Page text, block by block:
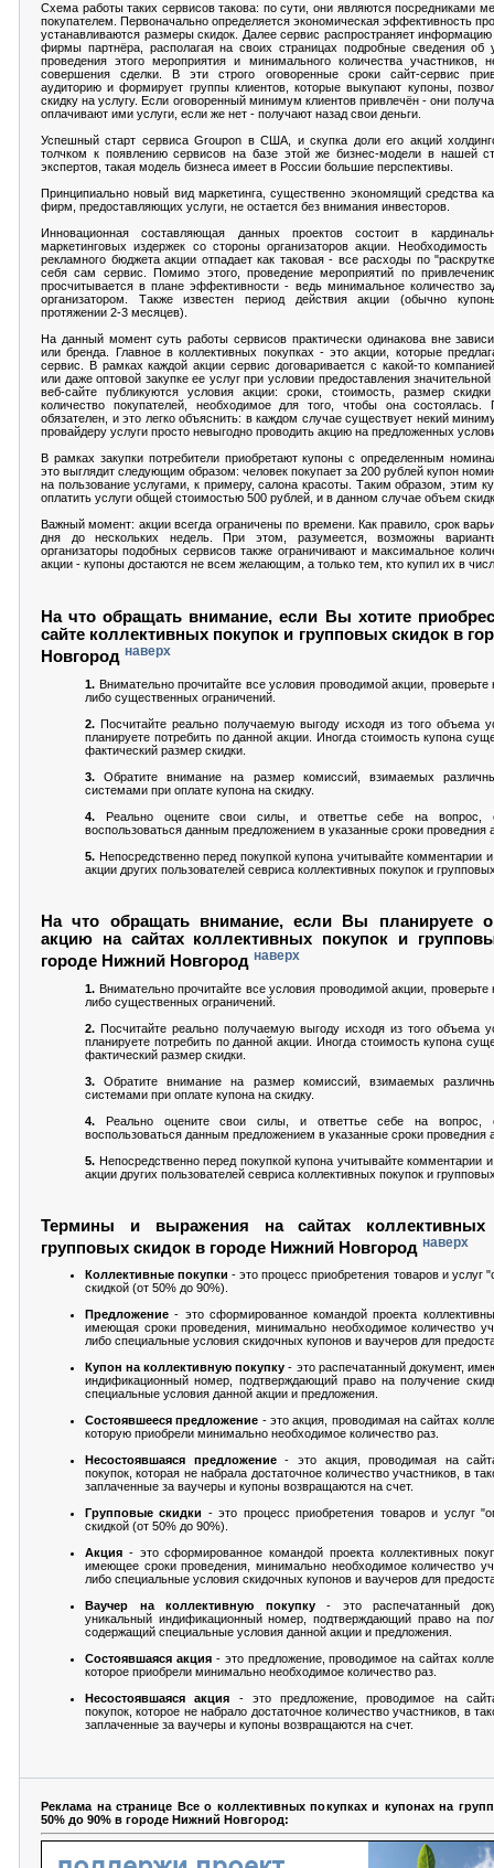
Схема работы таких сервисов такова: по сути, они являются посредниками
покупателем. Первоначально определяется экономическая эффективность
устанавливаются размеры скидок. Далее сервис распространяет
фирмы партнёра, располагая на своих страницах подробные сведения об
проведения этого мероприятия и минимального количества участников,
совершения сделки. В эти строго оговоренные сроки сайт-сервис
аудиторию и формирует группы клиентов, которые выкупают купоны,
скидку на услугу. Если оговоренный минимум клиентов привлечён - они
оплачивают ими услуги, если же нет - получают назад свои деньги.
Успешный старт сервиса Groupon в США, и скупка доли его акций
толчком к появлению сервисов на базе этой же бизнес-модели в нашей
экспертов, такая модель бизнеса имеет в России большие перспективы.
Принципиально новый вид маркетинга, существенно экономящий средства
фирм, предоставляющих услуги, не остается без внимания инвесторов.
Инновационная составляющая данных проектов состоит в
маркетинговых издержек со стороны организаторов акции.
рекламного бюджета акции отпадает как таковая - все расходы по
себя сам сервис. Помимо этого, проведение мероприятий по
просчитывается в плане эффективности - ведь минимальное количество
организатором. Также известен период действия акции (обычно
протяжении 2-3 месяцев).
На данный момент суть работы сервисов практически одинакова вне
или бренда. Главное в коллективных покупках - это акции, которые
сервис. В рамках каждой акции сервис договаривается с какой-то
или даже оптовой закупке ее услуг при условии предоставления
веб-сайте публикуются условия акции: сроки, стоимость, размер
количество покупателей, необходимое для того, чтобы она состоялась.
обязателен, и это легко объяснить: в каждом случае существует некий
провайдеру услуги просто невыгодно проводить акцию на предложенных
В рамках закупки потребители приобретают купоны с определенным
это выглядит следующим образом: человек покупает за 200 рублей купон
на пользование услугами, к примеру, салона красоты. Таким образом, этим
оплатить услуги общей стоимостью 500 рублей, и в данном случае объем
Важный момент: акции всегда ограничены по времени. Как правило, срок
дня до нескольких недель. При этом, разумеется, возможны
организаторы подобных сервисов также ограничивают и максимальное
акции - купоны достаются не всем желающим, а только тем, кто купил их в
На что обращать внимание, если Вы хотите
сайте коллективных покупок и групповых скидок в
Новгород наверх
1. Внимательно прочитайте все условия проводимой акции, проверьте
либо существенных ограничений.
2. Посчитайте реально получаемую выгоду исходя из того объема
планируете потребить по данной акции. Иногда стоимость купона
фактический размер скидки.
3. Обратите внимание на размер комиссий, взимаемых
системами при оплате купона на скидку.
4. Реально оцените свои силы, и ответтье себе на
воспользоваться данным предложением в указанные сроки проведния
5. Непосредственно перед покупкой купона учитывайте комментарии
акции других пользователей севриса коллективных покупок и
На что обращать внимание, если Вы планируете
акцию на сайтах коллективных покупок и
городе Нижний Новгород наверх
1. Внимательно прочитайте все условия проводимой акции, проверьте
либо существенных ограничений.
2. Посчитайте реально получаемую выгоду исходя из того объема
планируете потребить по данной акции. Иногда стоимость купона
фактический размер скидки.
3. Обратите внимание на размер комиссий, взимаемых
системами при оплате купона на скидку.
4. Реально оцените свои силы, и ответтье себе на
воспользоваться данным предложением в указанные сроки проведния
5. Непосредственно перед покупкой купона учитывайте комментарии
акции других пользователей севриса коллективных покупок и
Термины и выражения на сайтах
групповых скидок в городе Нижний Новгород наверх
Коллективные покупки - это процесс приобретения товаров и услуг
скидкой (от 50% до 90%).
Предложение - это сформированное командой проекта
имеющая сроки проведения, минимально необходимое количество
либо специальные условия скидочных купонов и ваучеров для
Купон на коллективную покупку - это распечатанный документ,
индификационный номер, подтверждающий право на получение
специальные условия данной акции и предложения.
Состоявшееся предложение - это акция, проводимая на сайтах
которую приобрели минимально необходимое количество раз.
Несостоявшаяся предложение- это акция, проводимая на
покупок, которая не набрала достаточное количество участников, в
заплаченные за ваучеры и купоны возвращаются на счет.
Групповые скидки - это процесс приобретения товаров и услуг
скидкой (от 50% до 90%).
Акция - это сформированное командой проекта коллективных
имеющее сроки проведения, минимально необходимое количество
либо специальные условия скидочных купонов и ваучеров для
Ваучер на коллективную покупку- это распечатанный
уникальный индификационный номер, подтверждающий право на
содержащий специальные условия данной акции и предложения.
Состоявшаяся акция- это предложение, проводимое на сайтах
которое приобрели минимально необходимое количество раз.
Несостоявшаяся акция - это предложение, проводимое на
покупок, которое не набрало достаточное количество участников, в
заплаченные за ваучеры и купоны возвращаются на счет.
Реклама на странице Все о коллективных покупках и купонах на
50% до 90% в городе Нижний Новгород: